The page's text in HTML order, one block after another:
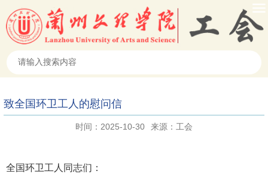
致全国环卫工人的慰问信
时间：2025-10-30 来源：工会
全国环卫工人同志们：